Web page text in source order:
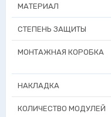
МАТЕРИАЛ
СТЕПЕНЬ ЗАЩИТЫ
МОНТАЖНАЯ КОРОБКА
НАКЛАДКА
КОЛИЧЕСТВО МОДУЛЕЙ